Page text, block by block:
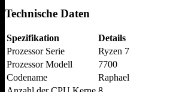
Technische Daten
Spezifikation
Details
Prozessor Serie
Ryzen 7
Prozessor Modell
7700
Codename
Raphael